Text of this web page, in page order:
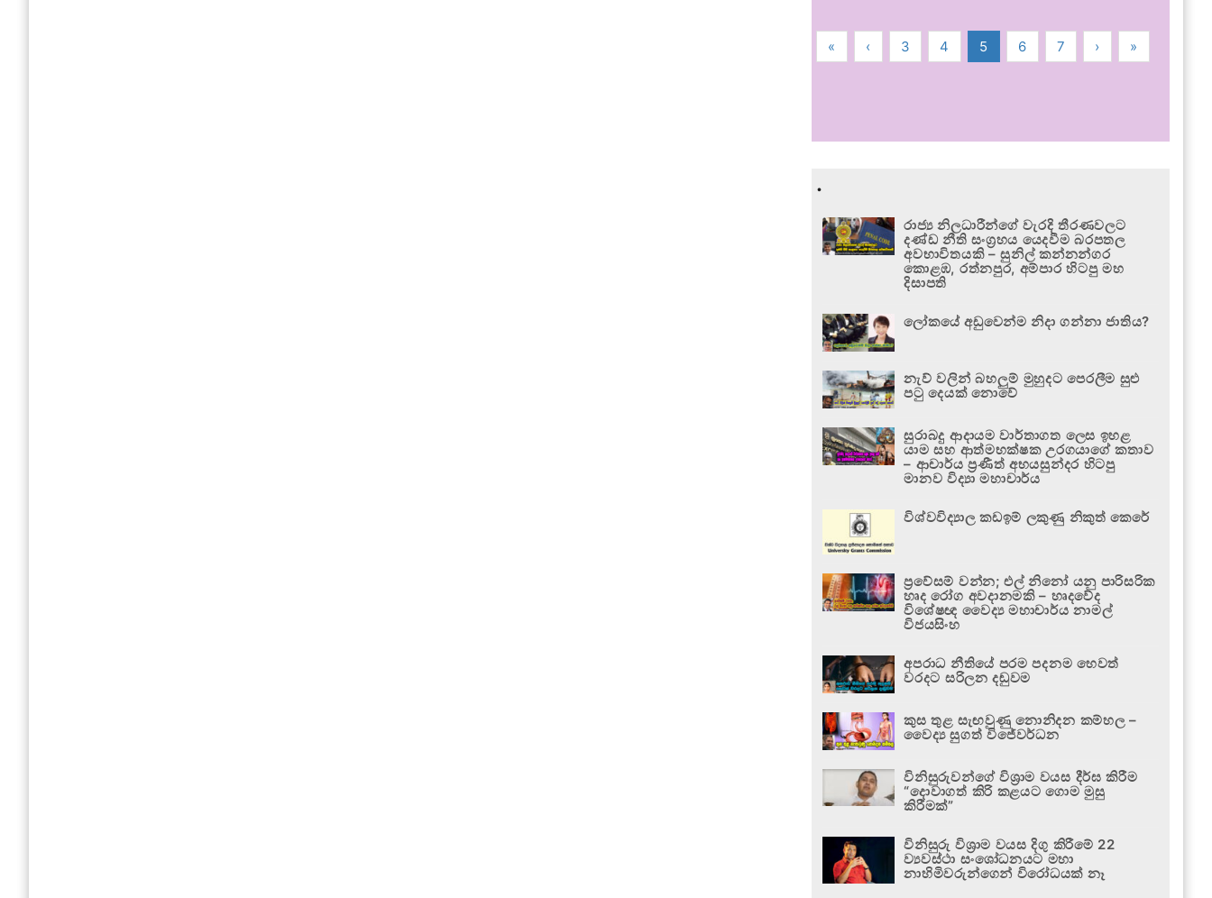
« ‹ 3 4 5 6 7 › »
.
රාජ්‍ය නිලධාරීන්ගේ වැරදි තීරණවලට
දණ්ඩ නීති සංග්‍රහය යෙදවීම බරපතල
අවභාවිතයකි – සුනිල් කන්නන්ගර
කොළඹ, රත්නපුර, අම්පාර හිටපු මහ
දිසාපති
ලෝකයේ අඩුවෙන්ම නිදා ගන්නා ජාතිය?
නැව් වලින් බහලුම් මුහුදට පෙරලීම සුළු
පටු දෙයක් නොවේ
සුරාබදු ආදායම වාර්තාගත ලෙස ඉහළ
යාම සහ ආත්මභක්ෂක උරගයාගේ කතාව
– ආචාර්ය ප්‍රණීත් අභයසුන්දර හිටපු
මානව විද්‍යා මහාචාර්ය
විශ්වවිද්‍යාල කඩඉම් ලකුණු නිකුත් කෙරේ
ප්‍රවේසම් වන්න; එල් නිනෝ යනු පාරිසරික
හෘද රෝග අවදානමකි – හෘදවේද
විශේෂඥ වෛද්‍ය මහාචාර්ය නාමල්
විජයසිංහ
අපරාධ නීතියේ පරම පදනම හෙවත්
වරදට සරිලන දඬුවම
කුස තුළ සැඟවුණු නොනිදන කම්හල –
වෛද්‍ය සුගත් විජේවර්ධන
විනිසුරුවන්ගේ විශ්‍රාම වයස දීර්ඝ කිරීම
“දොවාගත් කිරි කළයට ගොම මුසු
කිරීමක්”
විනිසුරු විශ්‍රාම වයස දිගු කිරීමේ 22
ව්‍යවස්ථා සංශෝධනයට මහා
නාහිමිවරුන්ගෙන් විරෝධයක් නෑ